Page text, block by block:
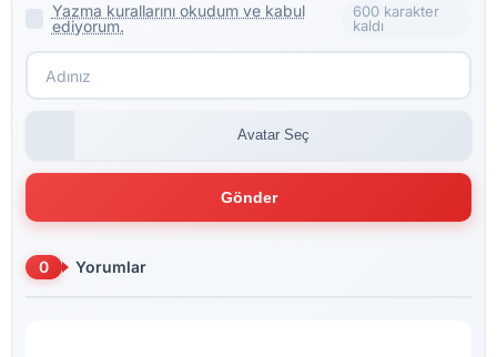
Yazma kurallarını okudum ve kabul
ediyorum.
600 karakter
kaldı
Avatar Seç
Gönder
0 Yorumlar